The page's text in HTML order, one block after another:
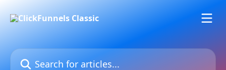
Search for articles...